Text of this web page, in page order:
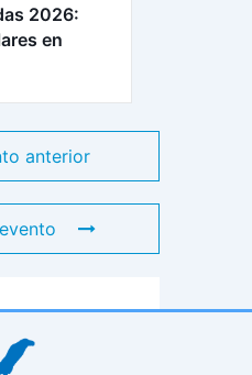
2026:
en
anterior